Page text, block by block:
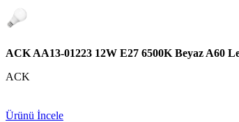
ACK AA13-01223 12W E27 6500K Beyaz A60
ACK
Ürünü İncele